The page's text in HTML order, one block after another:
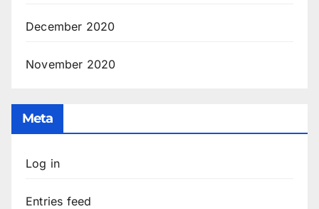
December 2020
November 2020
Meta
Log in
Entries feed